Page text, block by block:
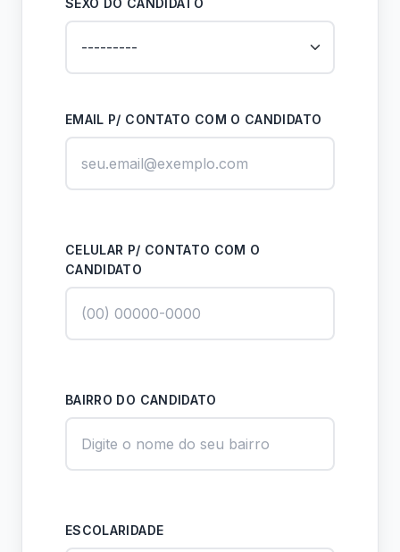
SEXO DO CANDIDATO
EMAIL P/ CONTATO COM O CANDIDATO
CELULAR P/ CONTATO COM O
CANDIDATO
BAIRRO DO CANDIDATO
ESCOLARIDADE